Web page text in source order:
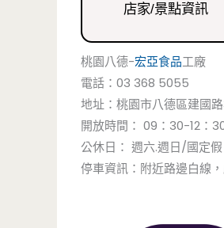
店家/景點資訊
桃園八德-宏亞食品工廠
電話：03 368 5055
地址：桃園市八德區建國
開放時間： 09：30-12：
公休日： 週六.週日/國定假
停車資訊：附近路邊白線